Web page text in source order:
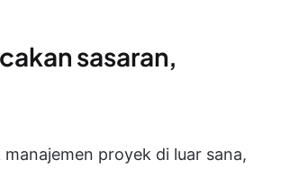
sasaran,
proyek di luar sana,